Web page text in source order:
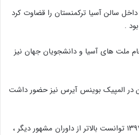
سالن آسیا ترکمنستان را قضاوت کرد
.
ملت های آسیا و دانشجویان جهان نیز
در المپیک بوینس آیرس نیز حضور داشت
خانوم ناظمی در مهر ماه ۱۳۹۷ توانست بالاتر از داوران مشهور دیگر ،